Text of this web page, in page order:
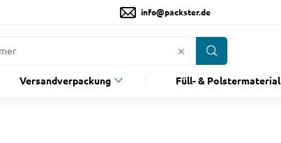
info@packster.de
Versandverpackung Füll- & Polstermaterial